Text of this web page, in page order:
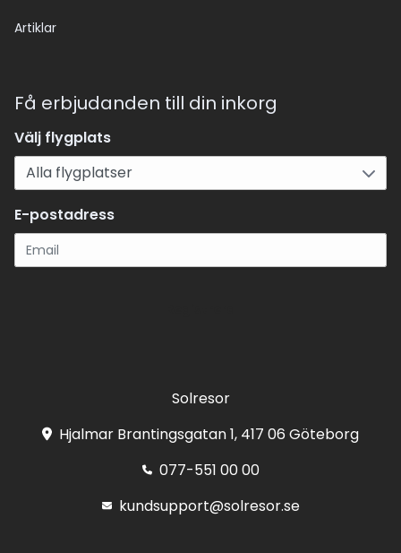
Artiklar
Få erbjudanden till din inkorg
Välj flygplats
E-postadress
Solresor
Hjalmar Brantingsgatan 1, 417 06 Göteborg
077-551 00 00
kundsupport@solresor.se